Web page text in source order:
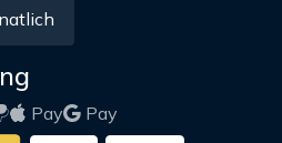
Pay
Pay